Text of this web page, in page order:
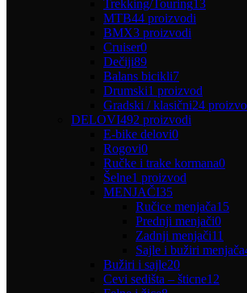
Trekking/Touring13
MTB44 proizvodi
BMX3 proizvodi
Cruiser0
Dečiji89
Balans bicikli7
Drumski1 proizvod
Gradski / klasični24
DELOVI492 proizvodi
E-bike delovi0
Rogovi0
Ručke i trake kormana0
Šelne1 proizvod
MENJAČI35
Ručice menjača15
Prednji menjači0
Zadnji menjači11
Sajle i bužiri menjača
Bužiri i sajle20
Cevi sedišta – šticne12